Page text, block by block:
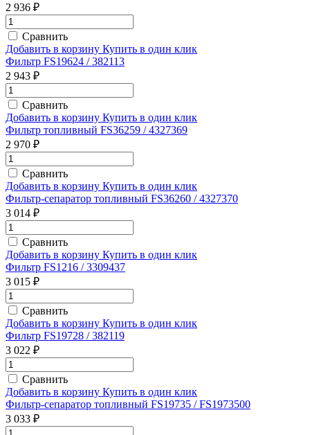
2 936 ₽
Сравнить
Добавить в корзину Купить в один клик
Фильтр FS19624 / 382113
2 943 ₽
Сравнить
Добавить в корзину Купить в один клик
Фильтр топливный FS36259 / 4327369
2 970 ₽
Сравнить
Добавить в корзину Купить в один клик
Фильтр-сепаратор топливный FS36260 / 4327370
3 014 ₽
Сравнить
Добавить в корзину Купить в один клик
Фильтр FS1216 / 3309437
3 015 ₽
Сравнить
Добавить в корзину Купить в один клик
Фильтр FS19728 / 382119
3 022 ₽
Сравнить
Добавить в корзину Купить в один клик
Фильтр-сепаратор топливный FS19735 / FS1973500
3 033 ₽